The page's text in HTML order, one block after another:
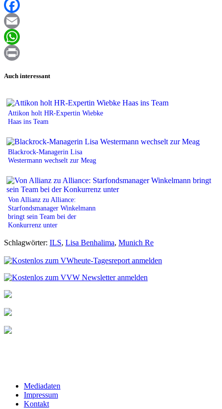
XING
Facebook
Email
WhatsApp
Auch interessant
Attikon holt HR-Expertin Wiebke
Haas ins Team
Blackrock-Managerin Lisa
Westermann wechselt zur Meag
Von Allianz zu Alliance:
Starfondsmanager Winkelmann
bringt sein Team bei der
Konkurrenz unter
Schlagwörter: ILS, Lisa Benhalima, Munich Re
Mediadaten
Impressum
Kontakt